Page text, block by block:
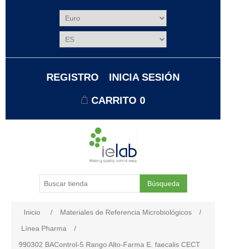
REGISTRO INICIA SESIÓN
CARRITO 0
Búsqueda
Inicio / Materiales de Referencia Microbiológicos
/
Línea Pharma
/
990302 BAControl-5 Rango Alto-Farma E. faecalis CECT